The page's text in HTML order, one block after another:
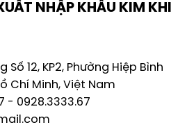
NHẬP KHẨU KIM KHI
12, KP2, Phường Hiệp Bình
Chí Minh, Việt Nam
- 0928.3333.67